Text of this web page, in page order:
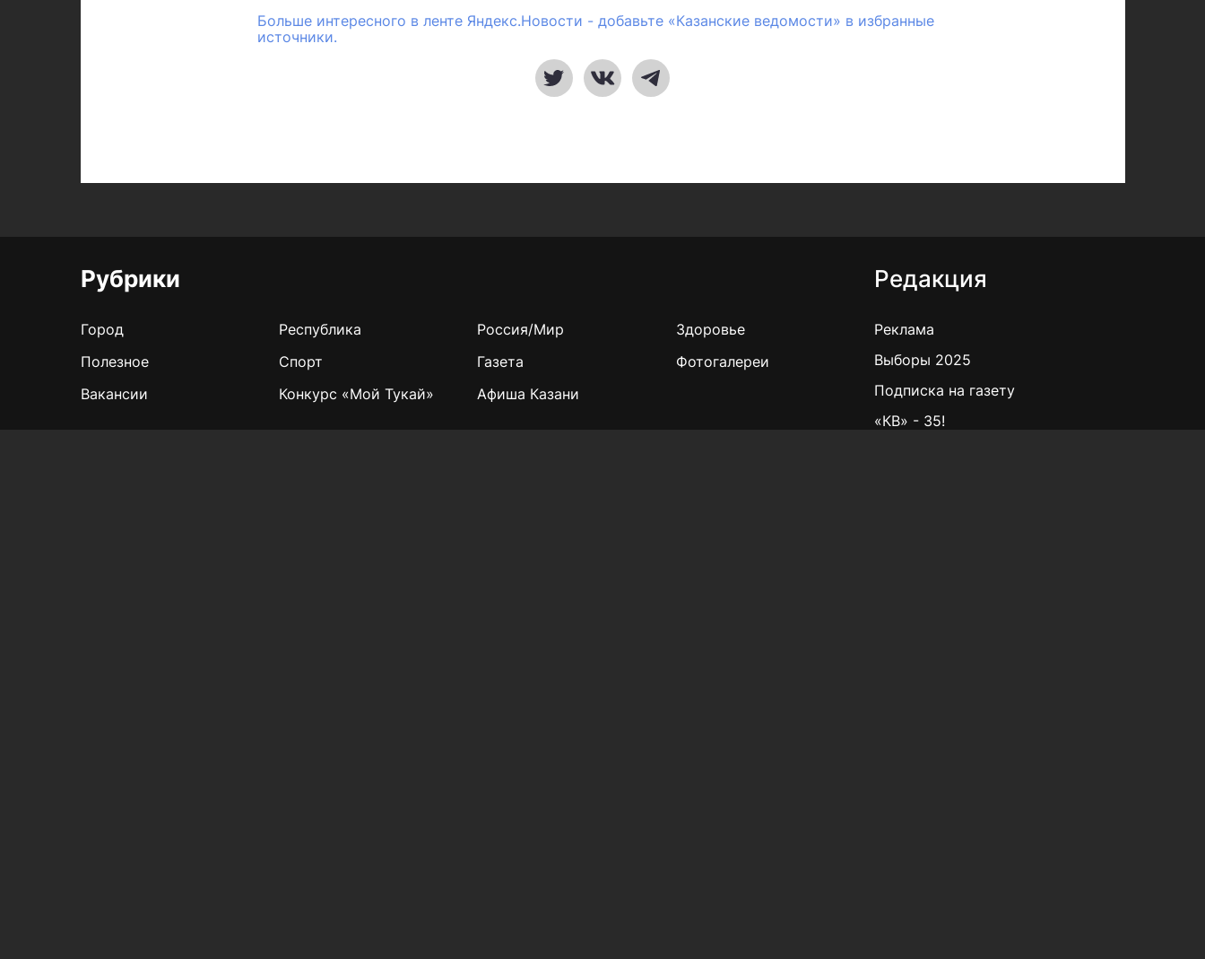
Больше интересного в ленте Яндекс.Новости - добавьте «Казанские ведомости» в избранные
источники.
Рубрики
Город Республика Россия/Мир
Здоровье
Полезное
Спорт Газета
Фотогалереи
Вакансии
Конкурс «Мой Тукай» Афиша Казани
Редакция
Реклама
Выборы 2025
Подписка на газету
«КВ» - 35!